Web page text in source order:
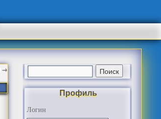
→
Профиль
Логин